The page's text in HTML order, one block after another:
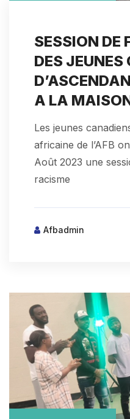
SESSION DE
DES
A LA
Les jeunes
africaine de l’AFB
Août 2023 une
racisme
Afbadmin